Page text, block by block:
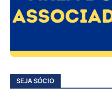
SEJA SÓCIO